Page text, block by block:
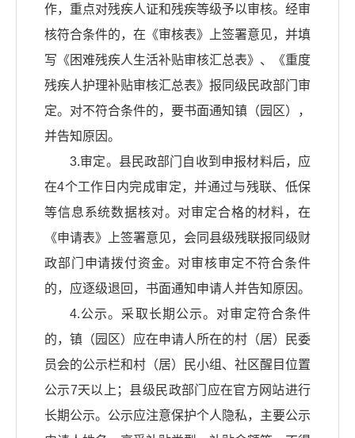
作，重点对残疾人证和残疾等级予以审核。经审
核符合条件的，在《审核表》上签署意见，并填
写《困难残疾人生活补贴审核汇总表》、《重度
残疾人护理补贴审核汇总表》报同级民政部门审
定。对不符合条件的，要书面通知镇（园区），
并告知原因。
3.审定。县民政部门自收到申报材料后，应
在4个工作日内完成审定，并通过与残联、低保
等信息系统数据核对。对审定合格的材料，在
《申请表》上签署意见，会同县级残联报同级财
政部门申请拨付资金。对审核审定不符合条件
的，应逐级退回，书面通知申请人并告知原因。
4.公示。采取长期公示。对审定符合条件
的，镇（园区）应在申请人所在的村（居）民委
员会的公示栏和村（居）民小组、社区醒目位置
公示7天以上；县级民政部门应在官方网站进行
长期公示。公示应注意保护个人隐私，主要公示